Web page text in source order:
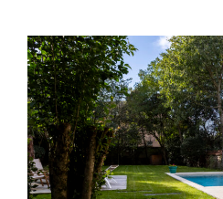
Toulouse (31) –
Victor